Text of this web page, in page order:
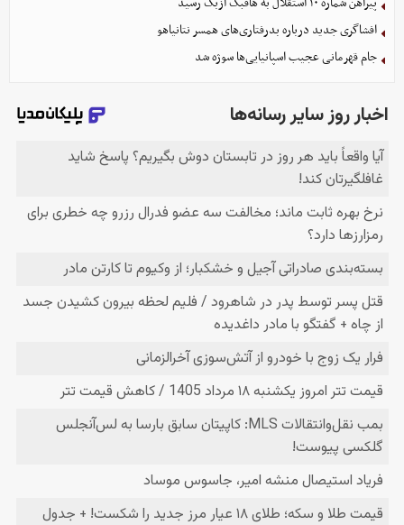
افشاگری جدید درباره بدرفتاری‌های همسر نتانیاهو
جام قهرمانی عجیب اسپانیایی‌ها سوژه شد